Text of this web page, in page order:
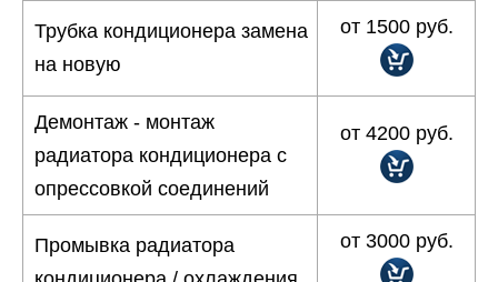
Трубка кондиционера замена
на новую
от 1500 руб.
Демонтаж - монтаж
радиатора кондиционера с
опрессовкой соединений
от 4200 руб.
Промывка радиатора
от 3000 руб.